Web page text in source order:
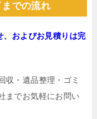
での流れ
、およびお見積りは完
収・遺品整理・ゴミ
までお気軽にお問い